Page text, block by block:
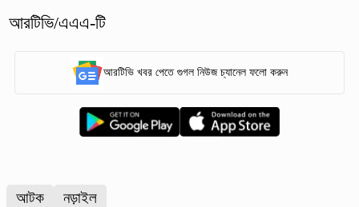
আরটিভি/এএএ-টি
আরটিভি খবর পেতে গুগল নিউজ চ্যানেল ফলো করুন
আটক নড়াইল